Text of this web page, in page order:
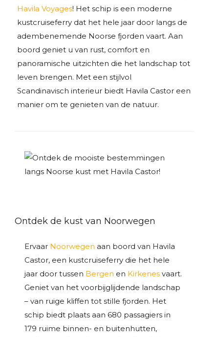
Havila Voyages! Het schip is een moderne
kustcruiseferry dat het hele jaar door langs de
adembenemende Noorse fjorden vaart. Aan
boord geniet u van rust, comfort en
panoramische uitzichten die het landschap tot
leven brengen. Met een stijlvol
Scandinavisch interieur biedt Havila Castor een
manier om te genieten van de natuur.
Ontdek de kust van Noorwegen
Ervaar Noorwegen aan boord van Havila
Castor, een kustcruiseferry die het hele
jaar door tussen Bergen en Kirkenes vaart.
Geniet van het voorbijglijdende landschap
– van ruige kliffen tot stille fjorden. Het
schip biedt plaats aan 680 passagiers in
179 ruime binnen- en buitenhutten,